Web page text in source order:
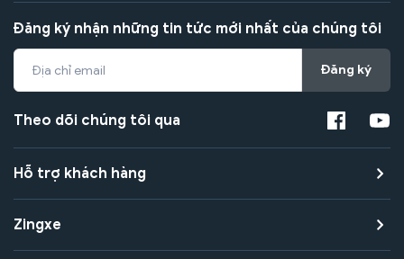
Đăng ký nhận những tin tức mới nhất của chúng tôi
Đăng ký
Theo dõi chúng tôi qua
Hỗ trợ khách hàng
Zingxe